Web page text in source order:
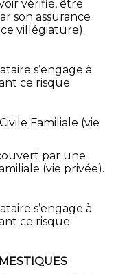
vérifié, être
son assurance
villégiature).
s’engage à
ce risque.
Familiale (vie
par une
(vie privée).
s’engage à
ce risque.